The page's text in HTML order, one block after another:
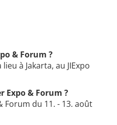
& Forum ?
à Jakarta, au JIExpo
Expo & Forum ?
Forum du 11. - 13. août